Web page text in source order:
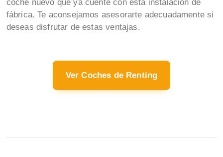
coche nuevo que ya cuente con esta instalación de
fábrica. Te aconsejamos asesorarte adecuadamente si
deseas disfrutar de estas ventajas.
Ver Coches de Renting